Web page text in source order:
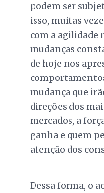
podem ser
isso, muitas
com a agilidade
mudanças
de hoje nos
mudança que
direções dos
mercados, a
ganha e quem
atenção dos
Dessa forma, o